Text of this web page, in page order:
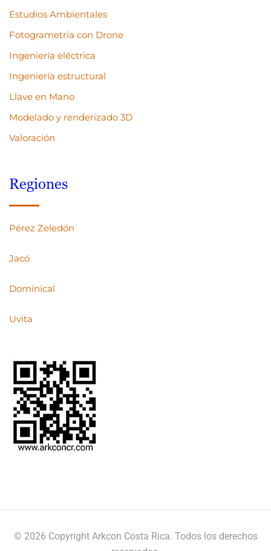
Estudios Ambientales
Fotogrametría con Drone
Ingeniería eléctrica
Ingeniería estructural
Llave en Mano
Modelado y renderizado 3D
Valoración
Regiones
Pérez Zeledón
Jacó
Dominical
Uvita
© 2026 Copyright Arkcon Costa Rica. Todos los derechos